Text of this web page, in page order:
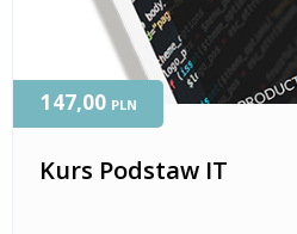
Kurs Podstaw IT
147,00 PLN